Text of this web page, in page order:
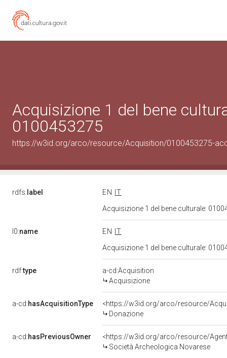
Acquisizione 1 del bene
0100453275
https://w3id.org/arco/resource/Acquisition/0100453275-
rdfs: label EN
IT
Acquisizione 1 del bene culturale:
l0:name EN
IT
Acquisizione 1 del bene culturale:
rdf:type
a-cd:Acquisition
Acquisizione
a-cd:hasAcquisitionType
<https://w3id.org/arco/resource/
Donazione
a-cd:hasPreviousOwner
<https://w3id.org/arco/resource/
Società Archeologica Novarese